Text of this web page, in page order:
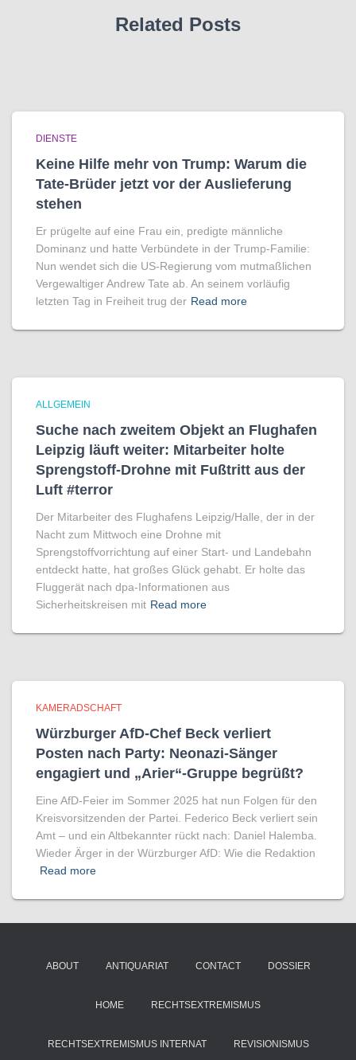
Related Posts
DIENSTE
Keine Hilfe mehr von Trump: Warum die
Tate-Brüder jetzt vor der Auslieferung
stehen
Er prügelte auf eine Frau ein, predigte männliche
Dominanz und hatte Verbündete in der Trump-Familie:
Nun wendet sich die US-Regierung vom mutmaßlichen
Vergewaltiger Andrew Tate ab. An seinem vorläufig
letzten Tag in Freiheit trug der Read more
ALLGEMEIN
Suche nach zweitem Objekt an Flughafen
Leipzig läuft weiter: Mitarbeiter holte
Sprengstoff-Drohne mit Fußtritt aus der
Luft #terror
Der Mitarbeiter des Flughafens Leipzig/Halle, der in der
Nacht zum Mittwoch eine Drohne mit
Sprengstoffvorrichtung auf einer Start- und Landebahn
entdeckt hatte, hat großes Glück gehabt. Er holte das
Fluggerät nach dpa-Informationen aus
Sicherheitskreisen mit Read more
KAMERADSCHAFT
Würzburger AfD-Chef Beck verliert
Posten nach Party: Neonazi-Sänger
engagiert und „Arier“-Gruppe begrüßt?
Eine AfD-Feier im Sommer 2025 hat nun Folgen für den
Kreisvorsitzenden der Partei. Federico Beck verliert sein
Amt – und ein Altbekannter rückt nach: Daniel Halemba.
Wieder Ärger in der Würzburger AfD: Wie die Redaktion
Read more
ABOUT ANTIQUARIAT CONTACT DOSSIER
HOME RECHTSEXTREMISMUS
RECHTSEXTREMISMUS INTERNAT REVISIONISMUS